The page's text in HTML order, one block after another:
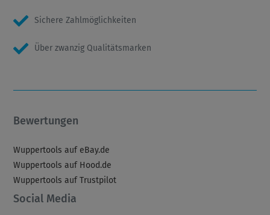
Sichere Zahlmöglichkeiten
Über zwanzig Qualitätsmarken
Bewertungen
Wuppertools auf eBay.de
Wuppertools auf Hood.de
Wuppertools auf Trustpilot
Social Media